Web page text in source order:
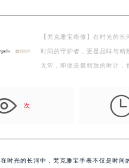
【梵克雅宝维修】在时光的
时间的守护者，更是品味与精
无常，即便是最精致的时计，
次
在时光的长河中，梵克雅宝手表不仅是时间